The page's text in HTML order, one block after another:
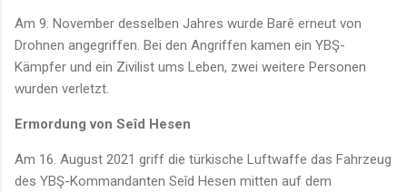
Am 9. November desselben Jahres wurde Barê erneut von
Drohnen angegriffen. Bei den Angriffen kamen ein YBŞ-
Kämpfer und ein Zivilist ums Leben, zwei weitere Personen
wurden verletzt.
Ermordung von Seîd Hesen
Am 16. August 2021 griff die türkische Luftwaffe das Fahrzeug
des YBŞ-Kommandanten Seîd Hesen mitten auf dem